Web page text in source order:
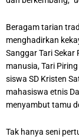
Beragam tarian
menghadirkan
Sanggar Tari
manusia, Tari
siswa SD Kristen
mahasiswa etnis
menyambut tamu
Tak hanya seni